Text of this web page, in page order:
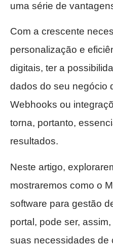
uma série de
Com a crescente
personalização e
digitais, ter a
dados do seu negócio
Webhooks ou
torna, portanto,
resultados.
Neste artigo,
mostraremos como o
software para gestão
portal, pode ser,
suas necessidades de